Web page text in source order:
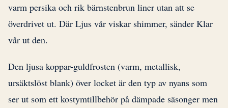
varm persika och rik bärnstenbrun liner utan att se
överdrivet ut. Där Ljus vår viskar shimmer, sänder Klar
vår ut den.
Den ljusa koppar-guldfrosten (varm, metallisk,
ursäktslöst blank) över locket är den typ av nyans som
ser ut som ett kostymtillbehör på dämpade säsonger men